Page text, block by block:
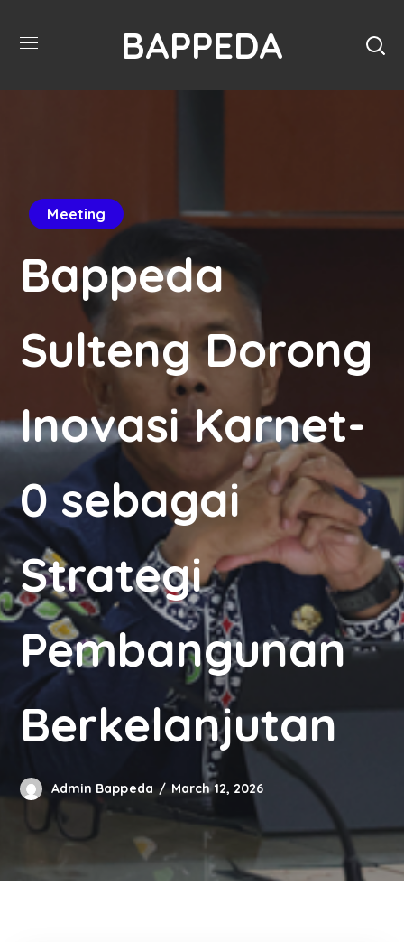
BAPPEDA
Meeting
Bappeda
Sulteng Dorong
Inovasi Karnet-
0 sebagai
Strategi
Pembangunan
Berkelanjutan
Admin Bappeda March 12, 2026